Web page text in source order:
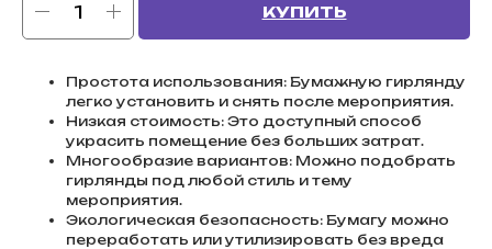
КУПИТЬ
Простота использования: Бумажную гирлянду
легко установить и снять после мероприятия.
Низкая стоимость: Это доступный способ
украсить помещение без больших затрат.
Многообразие вариантов: Можно подобрать
гирлянды под любой стиль и тему
мероприятия.
Экологическая безопасность: Бумагу можно
переработать или утилизировать без вреда